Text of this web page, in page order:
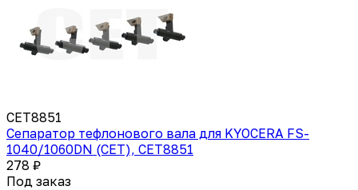
CET8851
Сепаратор тефлонового вала для KYOCERA FS-
1040/1060DN (CET), CET8851
278 ₽
Под заказ